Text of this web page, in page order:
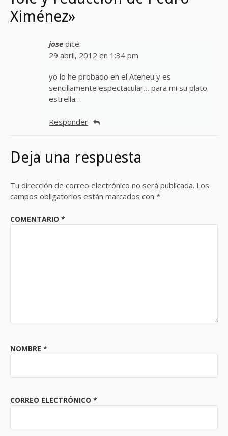
Ximénez»
jose dice:
29 abril, 2012 en 1:34 pm
yo lo he probado en el Ateneu y es
sencillamente espectacular… para mi su plato
estrella…
Responder
Deja una respuesta
Tu dirección de correo electrónico no será publicada. Los
campos obligatorios están marcados con *
COMENTARIO *
NOMBRE *
CORREO ELECTRÓNICO *